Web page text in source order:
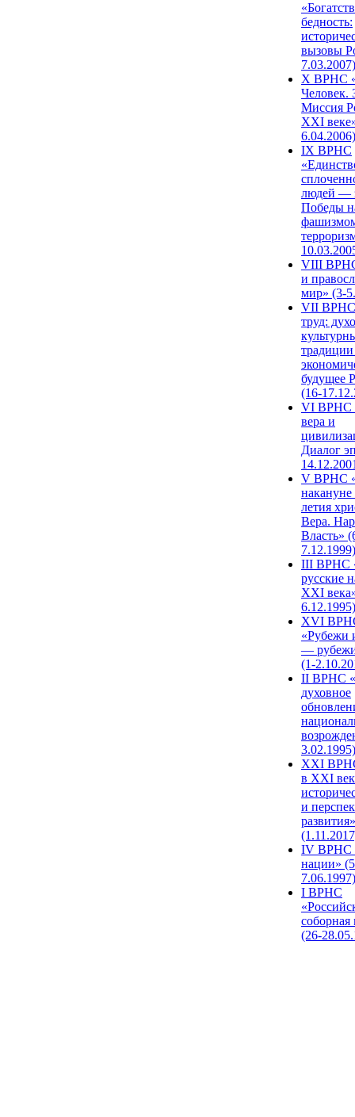
бедность:
вызовы
7.03.2007)
X ВРНС
Человек.
Миссия
XXI
6.04.2006)
IX ВРНС
людей —
Победы
VIII
и
мир» (3-
VII ВРНС
труд:
будущее
(16-
VI ВРНС
вера и
Диалог
V ВРНС
накануне
летия
Вера.
Власть»
7.12.1999)
III ВРНС
русские
XXI
6.12.1995)
XVI
«Рубежи
—
(1-
II ВРНС
духовное
3.02.1995)
XХI
в XXI
и
развития»
IV ВРНС
нации»
7.06.1997)
I ВРНС
(26-